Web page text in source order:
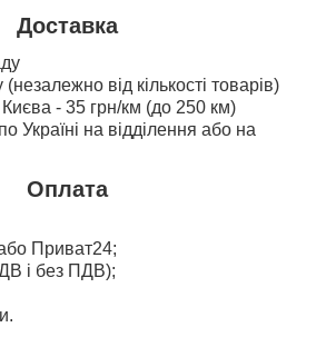
Доставка
від кількості товарів)
- 35 грн/км (до 250 км)
Україні на відділення або на
Оплата
Приват24;
і без ПДВ);